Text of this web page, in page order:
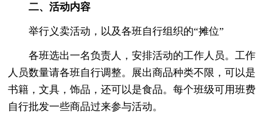
二、活动内容
举行义卖活动，以及各班自行组织的“摊位”
各班选出一名负责人，安排活动的工作人员。工作
人员数量请各班自行调整。展出商品种类不限，可以是
书籍，文具，饰品，还可以是食品。每个班级可用班费
自行批发一些商品过来参与活动。